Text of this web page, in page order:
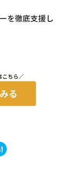
を徹底支援し